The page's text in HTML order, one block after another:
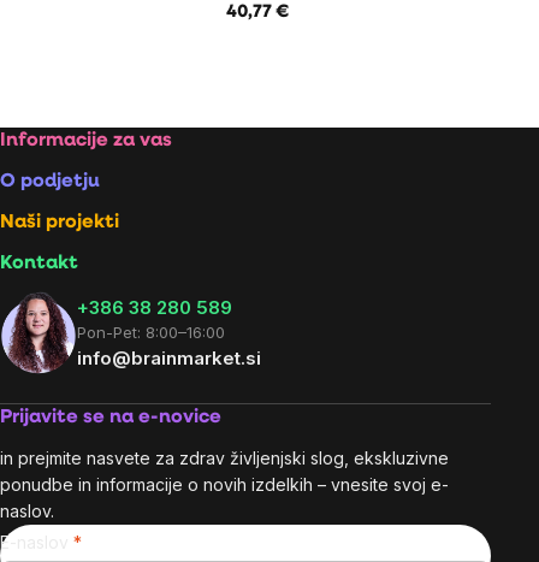
40,77 €
Footer
Informacije za vas
O podjetju
Naši projekti
Kontakt
+386 38 280 589
Pon-Pet: 8:00–16:00
info@brainmarket.si
Prijavite se na e-novice
in prejmite nasvete za zdrav življenjski slog, ekskluzivne
ponudbe in informacije o novih izdelkih – vnesite svoj e-
naslov.
E-naslov